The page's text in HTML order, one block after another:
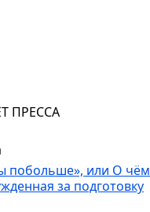
ПРЕССА
побольше», или О чём
за подготовку